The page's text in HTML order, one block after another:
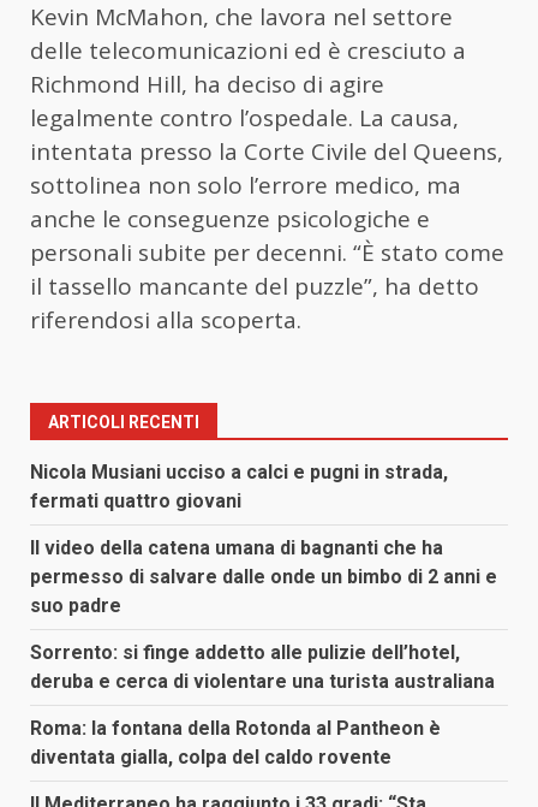
Kevin McMahon, che lavora nel settore
delle telecomunicazioni ed è cresciuto a
Richmond Hill, ha deciso di agire
legalmente contro l’ospedale. La causa,
intentata presso la Corte Civile del Queens,
sottolinea non solo l’errore medico, ma
anche le conseguenze psicologiche e
personali subite per decenni. “È stato come
il tassello mancante del puzzle”, ha detto
riferendosi alla scoperta.
ARTICOLI RECENTI
Nicola Musiani ucciso a calci e pugni in strada,
fermati quattro giovani
Il video della catena umana di bagnanti che ha
permesso di salvare dalle onde un bimbo di 2 anni e
suo padre
Sorrento: si finge addetto alle pulizie dell’hotel,
deruba e cerca di violentare una turista australiana
Roma: la fontana della Rotonda al Pantheon è
diventata gialla, colpa del caldo rovente